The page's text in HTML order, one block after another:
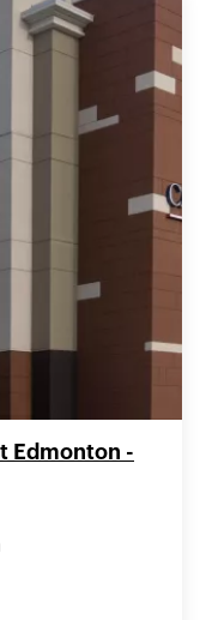
Edmonton -